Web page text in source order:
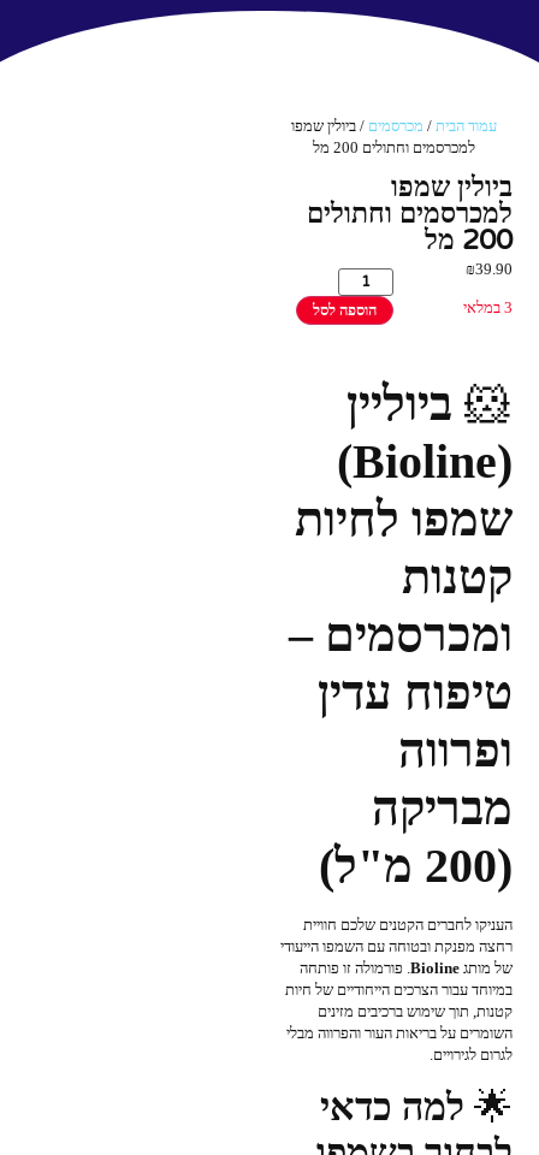
עמוד הבית / מכרסמים / ביולין שמפו
למכרסמים וחתולים 200 מל
ביולין שמפו
למכרסמים וחתולים
200 מל
₪39.90
3 במלאי הוספה לסל
🐹 ביוליין
(Bioline)
שמפו לחיות
קטנות
ומכרסמים –
טיפוח עדין
ופרווה
מבריקה
(200 מ"ל)
העניקו לחברים הקטנים שלכם חוויית
רחצה מפנקת ובטוחה עם השמפו הייעודי
של מותגBioline. פורמולה זו פותחה
במיוחד עבור הצרכים הייחודיים של חיות
קטנות, תוך שימוש ברכיבים מזינים
השומרים על בריאות העור והפרווה מבלי
לגרום לגירויים.
🌟 למה כדאי